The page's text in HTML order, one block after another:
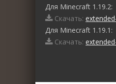
Для Minecraft 1.19.2:
Скачать:
Для Minecraft 1.19.1:
Скачать: